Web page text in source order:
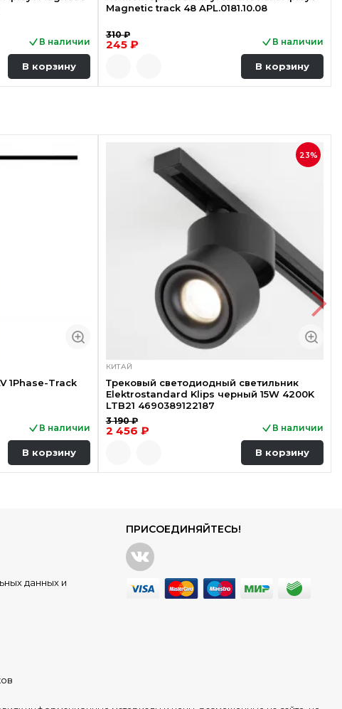
В наличии
В корзину
Magnetic track 48 APL.0181.10.08
310 ₽
245 ₽ В наличии
В корзину
1Phase-Track
В наличии
В корзину
23%
КИТАЙ
Трековый светодиодный светильник
Elektrostandard Klips черный 15W 4200K
LTB21 4690389122187
3 190 ₽
2 456 ₽ В наличии
В корзину
данных и
ПРИСОЕДИНЯЙТЕСЬ!